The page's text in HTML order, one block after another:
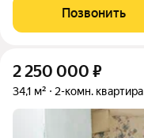
Позвонить
2 250 000 ₽
34,1 м² 2-комн. квартира